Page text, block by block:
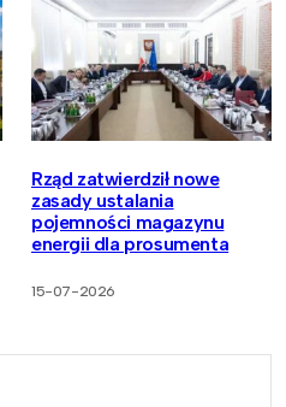
Rząd zatwierdził nowe
zasady ustalania
pojemności magazynu
energii dla prosumenta
15-07-2026